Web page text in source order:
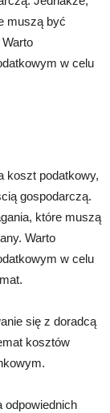
muszą być
w celu
koszt podatkowy,
gospodarczą.
które muszą
Warto
w celu
się z doradcą
kosztów
odpowiednich